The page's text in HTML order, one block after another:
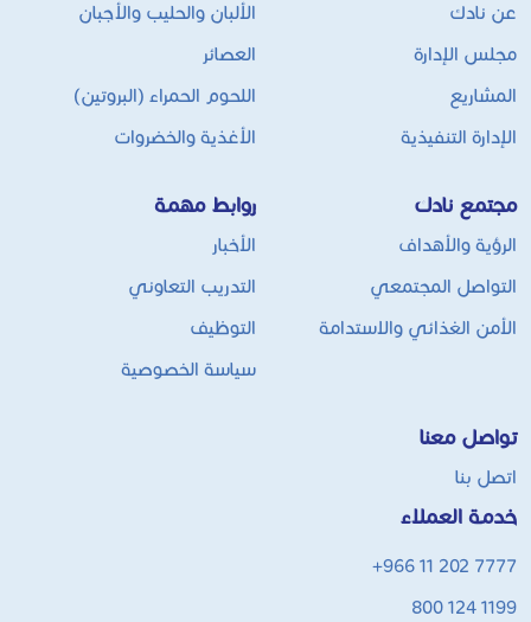
عن نادك
مجلس الإدارة
المشاريع
الإدارة التنفيذية
الألبان والحليب والأجبان
العصائر
اللحوم الحمراء (البروتين)
الأغذية والخضروات
مجتمع نادك
الرؤية والأهداف
التواصل المجتمعي
الأمن الغذائي والاستدامة
روابط مهمة
الأخبار
التدريب التعاوني
التوظيف
سياسة الخصوصية
تواصل معنا
اتصل بنا
خدمة العملاء
+966 11 202 7777
800 124 1199